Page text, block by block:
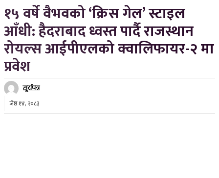
१५ वर्षे वैभवको ‘क्रिस गेल’ स्टाइल
आँधी: हैदराबाद ध्वस्त पार्दै राजस्थान
रोयल्स आईपीएलको क्वालिफायर-२ मा
प्रवेश
सूर्यपत्र
जेष्ठ १४, २०८३